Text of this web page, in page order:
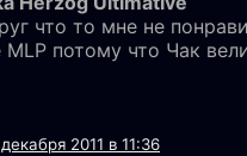
что то мне не
MLP потому что Чак
2011 в 11:36